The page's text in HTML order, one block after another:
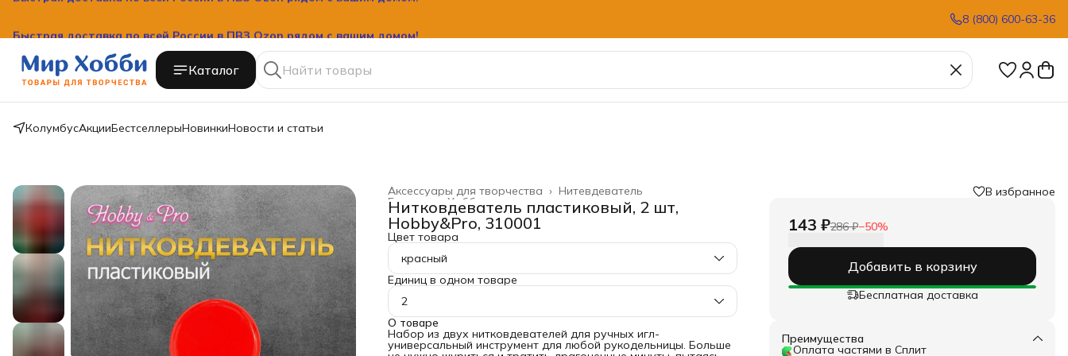
8 (800) 600-63-36
Каталог
КолумбусАкцииБестселлерыНовинкиНовости и статьи
Нитевдеватель
Аксессуары для творчества ›
Хобби и творчество ›
Главная ›
Нитковдеватель пластиковый, 2 шт,
Hobby&Pro, 310001
Цвет товара
красный
Единиц в одном товаре
2
О товаре
Набор из двух нитковдевателей для ручных игл-
универсальный инструмент для любой рукодельницы. Больше
В избранное
143 ₽286 ₽−50%
Добавить в корзину
Бесплатная доставка
Преимущества
Оплата частями в Сплит